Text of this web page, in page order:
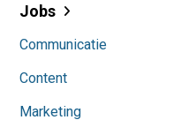
Jobs
Communicatie
Content
Marketing